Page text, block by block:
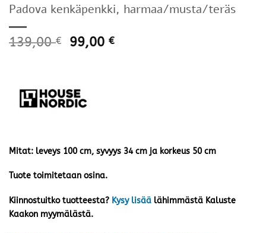
Padova kenkäpenkki, harmaa/musta/teräs
139,00€ 99,00€
Mitat: leveys 100 cm, syvyys 34 cm ja korkeus 50 cm
Tuote toimitetaan osina.
Kiinnostuitko tuotteesta? Kysy lisää lähimmästä Kaluste
Kaakon myymälästä.